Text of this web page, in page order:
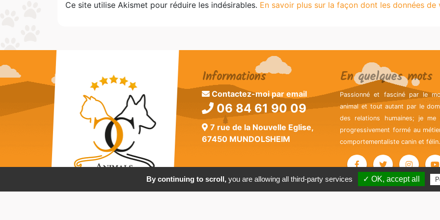
Ce site utilise Akismet pour réduire les indésirables. En savoir plus sur la façon dont les données
Informations
Contactez-moi par email
06 84 61 90 09
7 rue de la Nouvelle Eglise,
67450 MUNDOLSHEIM
En quelques mots
Passionné et fasciné par le
animal et tout autant par le
des relations humaines; je me
progressivement formé au
comportementaliste canin et félin.
By continuing to scroll, you are allowing all third-party services ✓ OK, accept all